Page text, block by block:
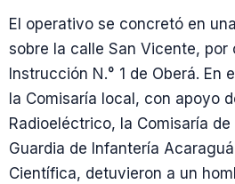
El operativo se concretó en
sobre la calle San Vicente, por
Instrucción N.° 1 de Oberá. En
la Comisaría local, con apoyo
Radioeléctrico, la Comisaría
Guardia de Infantería
Científica, detuvieron a un